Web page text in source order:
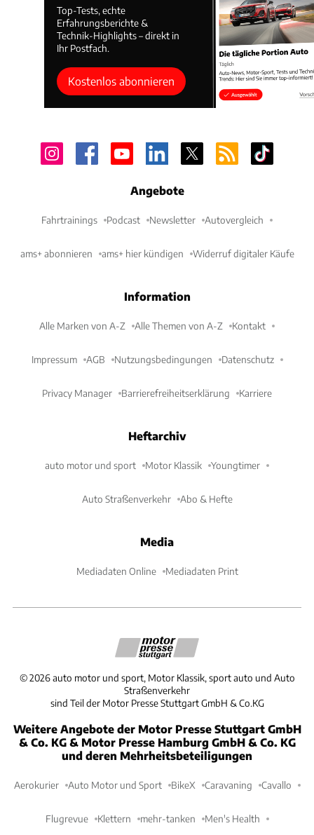
Top-Tests, echte
Erfahrungsberichte &
Technik-Highlights – direkt in
Ihr Postfach.
Kostenlos abonnieren
Angebote
Fahrtrainings Podcast Newsletter Autovergleich
ams+ abonnieren ams+ hier kündigen Widerruf digitaler Käufe
Information
Alle Marken von A-Z Alle Themen von A-Z Kontakt
Impressum AGB Nutzungsbedingungen Datenschutz
Privacy Manager Barrierefreiheitserklärung Karriere
Heftarchiv
auto motor und sport Motor Klassik Youngtimer
Auto Straßenverkehr Abo & Hefte
Media
Mediadaten Online Mediadaten Print
©2026 auto motor und sport, Motor Klassik, sport auto und Auto
Straßenverkehr
sind Teil der Motor Presse Stuttgart GmbH & Co.KG
Weitere Angebote der Motor Presse Stuttgart GmbH
& Co. KG & Motor Presse Hamburg GmbH & Co. KG
und deren Mehrheitsbeteiligungen
Aerokurier Auto Motor und Sport BikeX Caravaning Cavallo
Flugrevue Klettern mehr-tanken Men's Health